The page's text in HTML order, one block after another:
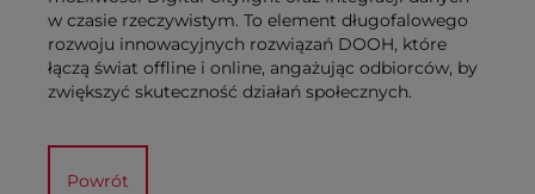
w czasie rzeczywistym. To element długofalowego
rozwoju innowacyjnych rozwiązań DOOH, które
łączą świat offline i online, angażując odbiorców, by
zwiększyć skuteczność działań społecznych.
Powrót